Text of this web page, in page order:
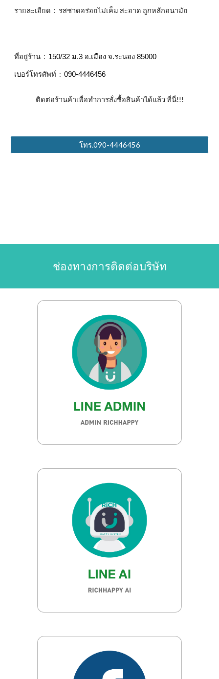
รายละเอียด : รสชาดอร่อยไม่เค็ม สะอาด ถูกหลักอนามัย
ที่อยู่ร้าน : 150/32 ม.3 อ.เมือง จ.ระนอง 85000
เบอร์โทรศัพท์ :090-4446456
ติดต่อร้านค้าเพื่อทำการสั่งซื้อสินค้าได้แล้ว ที่นี่!!!
โทร.090-4446456
ช่องทางการติดต่อบริษัท